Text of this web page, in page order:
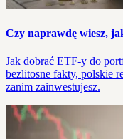
Czy naprawdę wiesz,
Jak dobrać ETF-y do
bezlitosne fakty, polskie
zanim zainwestujesz.